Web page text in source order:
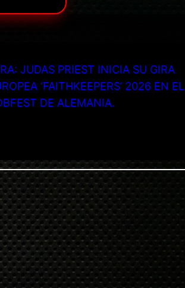
JUDAS PRIEST INICIA SU GIRA
‘FAITHKEEPERS’ 2026 EN EL
DE ALEMANIA.